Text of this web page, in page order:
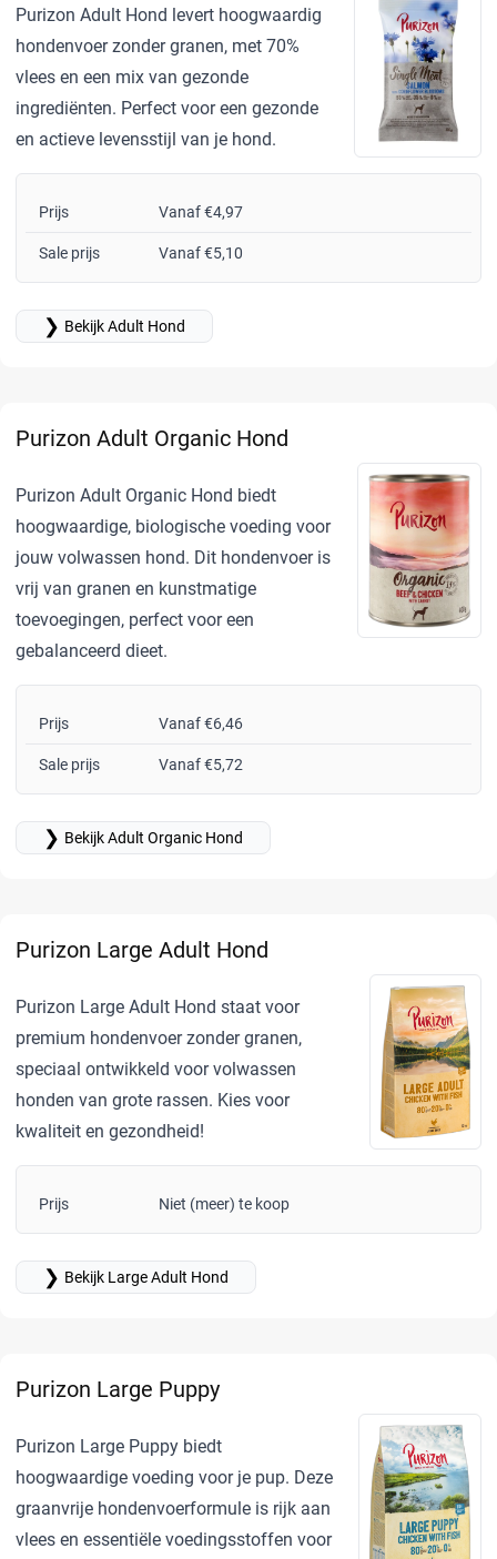
Purizon Adult Hond levert hoogwaardig
hondenvoer zonder granen, met 70%
vlees en een mix van gezonde
ingrediënten. Perfect voor een gezonde
en actieve levensstijl van je hond.
Prijs Vanaf €4,97
Sale prijs Vanaf €5,10
❯ Bekijk Adult Hond
Purizon Adult Organic Hond
Purizon Adult Organic Hond biedt
hoogwaardige, biologische voeding voor
jouw volwassen hond. Dit hondenvoer is
vrij van granen en kunstmatige
toevoegingen, perfect voor een
gebalanceerd dieet.
Prijs Vanaf €6,46
Sale prijs Vanaf €5,72
❯ Bekijk Adult Organic Hond
Purizon Large Adult Hond
Purizon Large Adult Hond staat voor
premium hondenvoer zonder granen,
speciaal ontwikkeld voor volwassen
honden van grote rassen. Kies voor
kwaliteit en gezondheid!
Prijs Niet (meer) te koop
❯ Bekijk Large Adult Hond
Purizon Large Puppy
Purizon Large Puppy biedt
hoogwaardige voeding voor je pup. Deze
graanvrije hondenvoerformule is rijk aan
vlees en essentiële voedingsstoffen voor